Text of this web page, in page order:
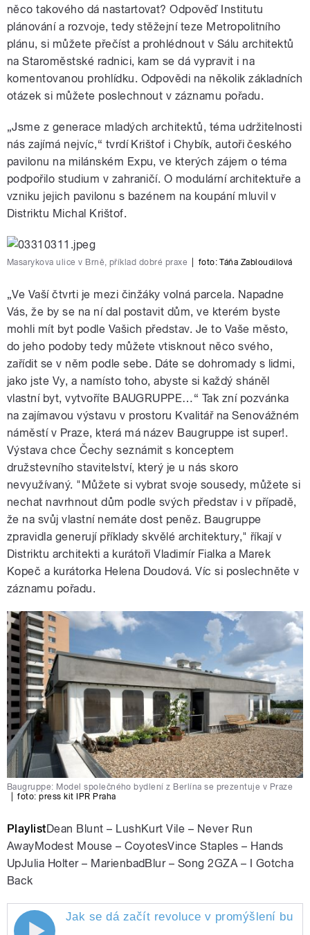
něco takového dá nastartovat? Odpověď Institutu
plánování a rozvoje, tedy stěžejní teze Metropolitního
plánu, si můžete přečíst a prohlédnout v Sálu architektů
na Staroměstské radnici, kam se dá vypravit i na
komentovanou prohlídku. Odpovědi na několik základních
otázek si můžete poslechnout v záznamu pořadu.
„Jsme z generace mladých architektů, téma udržitelnosti
nás zajímá nejvíc,“ tvrdí Krištof i Chybík, autoři českého
pavilonu na milánském Expu, ve kterých zájem o téma
podpořilo studium v zahraničí. O modulární architektuře a
vzniku jejich pavilonu s bazénem na koupání mluvil v
Distriktu Michal Krištof.
Masarykova ulice v Brně, příklad dobré praxe foto: Táňa Zabloudilová
„Ve Vaší čtvrti je mezi činžáky volná parcela. Napadne
Vás, že by se na ní dal postavit dům, ve kterém byste
mohli mít byt podle Vašich představ. Je to Vaše město,
do jeho podoby tedy můžete vtisknout něco svého,
zařídit se v něm podle sebe. Dáte se dohromady s lidmi,
jako jste Vy, a namísto toho, abyste si každý sháněl
vlastní byt, vytvoříte BAUGRUPPE…“ Tak zní pozvánka
na zajímavou výstavu v prostoru Kvalitář na Senovážném
náměstí v Praze, která má název Baugruppe ist super!.
Výstava chce Čechy seznámit s konceptem
družstevního stavitelství, který je u nás skoro
nevyužívaný. "Můžete si vybrat svoje sousedy, můžete si
nechat navrhnout dům podle svých představ i v případě,
že na svůj vlastní nemáte dost peněz. Baugruppe
zpravidla generují příklady skvělé architektury," říkají v
Distriktu architekti a kurátoři Vladimír Fialka a Marek
Kopeč a kurátorka Helena Doudová. Víc si poslechněte v
záznamu pořadu.
Baugruppe: Model společného bydlení z Berlína se prezentuje v Praze
foto: press kit IPR Praha
PlaylistDean Blunt – LushKurt Vile – Never Run
AwayModest Mouse – CoyotesVince Staples – Hands
UpJulia Holter – MarienbadBlur – Song 2GZA – I Gotcha
Back
Jak se dá začít revoluce v promýšlení
Jak se dá začít revoluce v promýšlení